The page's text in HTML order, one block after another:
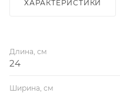
ХАРАКТЕРИСТИКИ
Длина, см
24
Ширина, см